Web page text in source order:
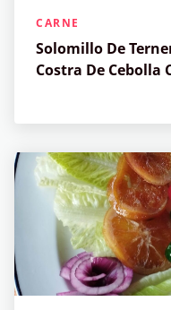
CARNE
Solomillo De
Costra De Cebolla